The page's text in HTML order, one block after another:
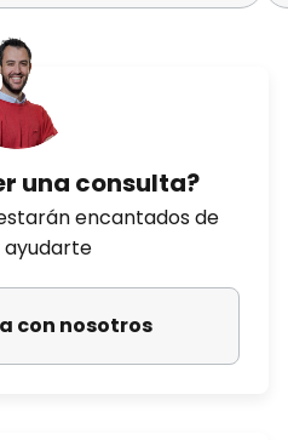
una consulta?
encantados de
con nosotros